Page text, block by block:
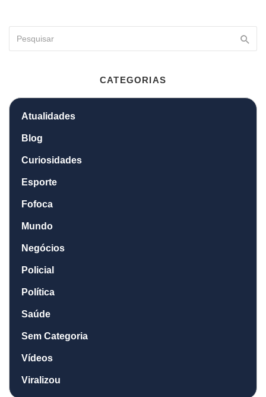
CATEGORIAS
Atualidades
Blog
Curiosidades
Esporte
Fofoca
Mundo
Negócios
Policial
Política
Saúde
Sem Categoria
Vídeos
Viralizou